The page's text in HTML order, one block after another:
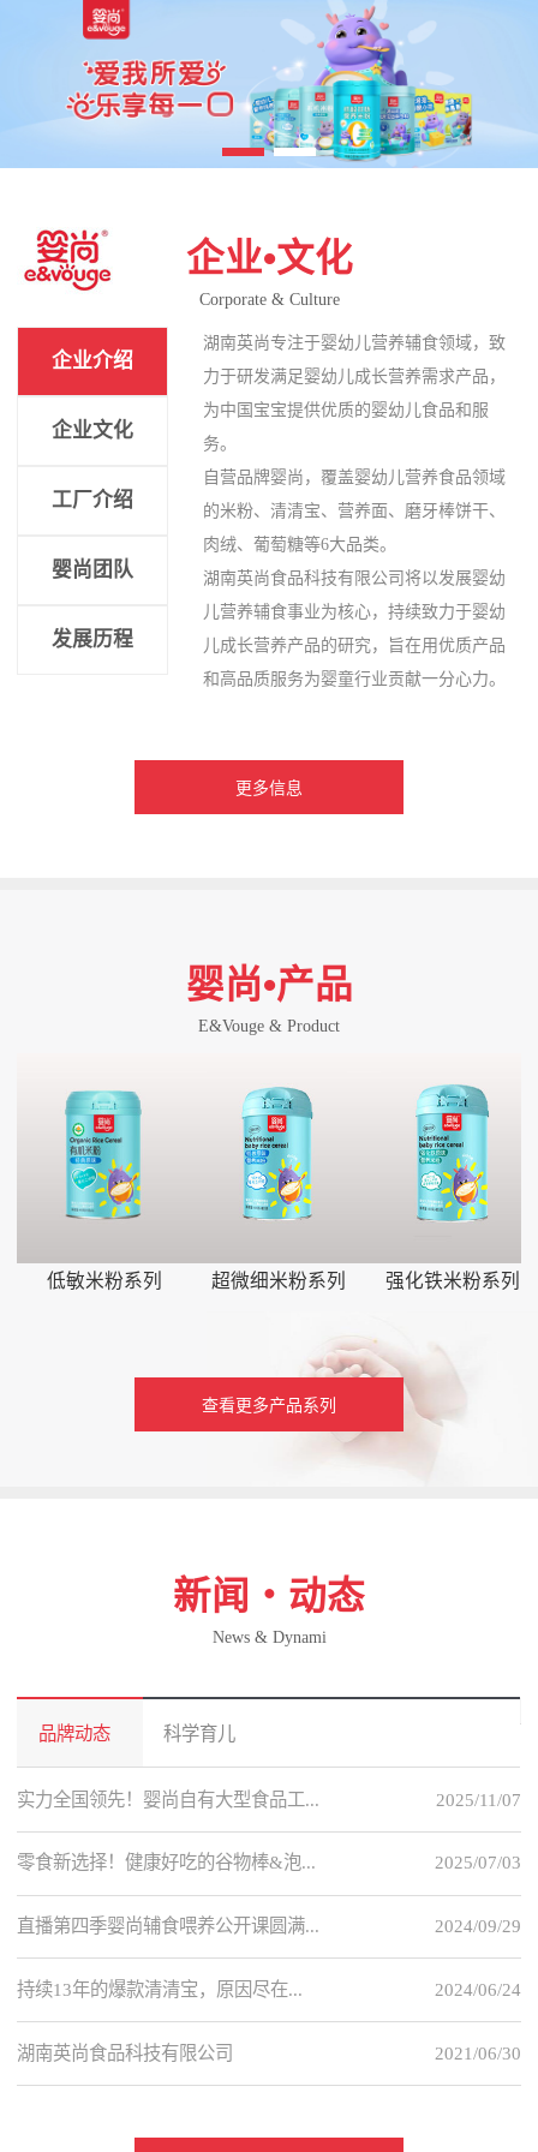
企业•文化
Corporate & Culture
企业介绍
企业文化
工厂介绍
婴尚团队
发展历程
湖南英尚专注于婴幼儿营养辅食领域，致
力于研发满足婴幼儿成长营养需求产品，
为中国宝宝提供优质的婴幼儿食品和服
务。
自营品牌婴尚，覆盖婴幼儿营养食品领域
的米粉、清清宝、营养面、磨牙棒饼干、
肉绒、葡萄糖等6大品类。
湖南英尚食品科技有限公司将以发展婴幼
儿营养辅食事业为核心，持续致力于婴幼
儿成长营养产品的研究，旨在用优质产品
和高品质服务为婴童行业贡献一分心力。
更多信息
婴尚•产品
E&Vouge & Product
低敏米粉系列 超微细米粉系列 强化铁米粉系列
查看更多产品系列
新闻・动态
News & Dynami
品牌动态 科学育儿
2025/11/07
实力全国领先！婴尚自有大型食品工...
2025/07/03
零食新选择！健康好吃的谷物棒&泡...
2024/09/29
直播第四季婴尚辅食喂养公开课圆满...
2024/06/24
持续13年的爆款清清宝，原因尽在...
2021/06/30
湖南英尚食品科技有限公司